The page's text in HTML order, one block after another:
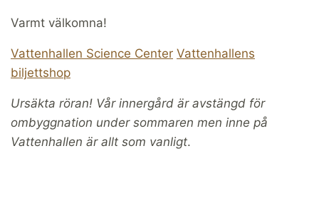
Varmt välkomna!
Vattenhallen Science Center Vattenhallens
biljettshop
Ursäkta röran! Vår innergård är avstängd för
ombyggnation under sommaren men inne på
Vattenhallen är allt som vanligt.